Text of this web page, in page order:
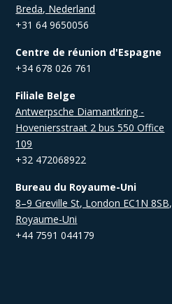
Breda, Nederland
+31 64 9650056
Centre de réunion d'Espagne
+34 678 026 761
Filiale Belge
Antwerpsche Diamantkring -
Hoveniersstraat 2 bus 550 Office
109
+32 472068922
Bureau du Royaume-Uni
8–9 Greville St, London EC1N 8SB,
Royaume-Uni
+44 7591 044179